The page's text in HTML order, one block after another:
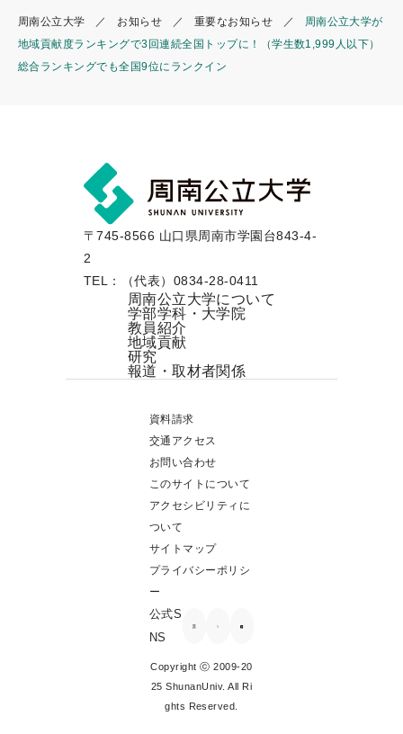
周南公立大学 お知らせ 重要なお知らせ
周南公立大学が
地域貢献度ランキングで3回連続全国トップに！（学生数1,999人以下）
総合ランキングでも全国9位にランクイン
〒745-8566 山口県周南市学園台843-4-
2
TEL：（代表）0834-28-0411
周南公立大学について
学部学科・大学院
教員紹介
地域貢献
研究
報道・取材者関係
資料請求
交通アクセス
お問い合わせ
このサイトについて
アクセシビリティに
ついて
サイトマップ
プライバシーポリシ
ー
公式S
NS
Copyright ⓒ 2009-20
25 ShunanUniv. All Ri
ghts Reserved.